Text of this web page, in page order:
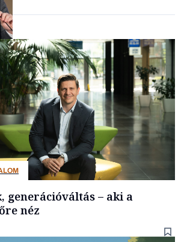
generációváltás – aki a
néz